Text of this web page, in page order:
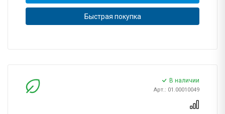
Быстрая покупка
В наличии
Арт.: 01.00010049